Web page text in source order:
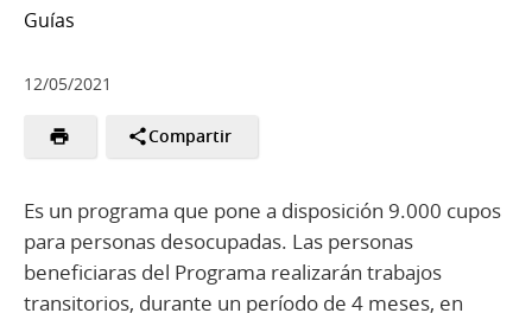
Guías
12/05/2021
Compartir
Es un programa que pone a disposición 9.000 cupos
para personas desocupadas. Las personas
beneficiaras del Programa realizarán trabajos
transitorios, durante un período de 4 meses, en